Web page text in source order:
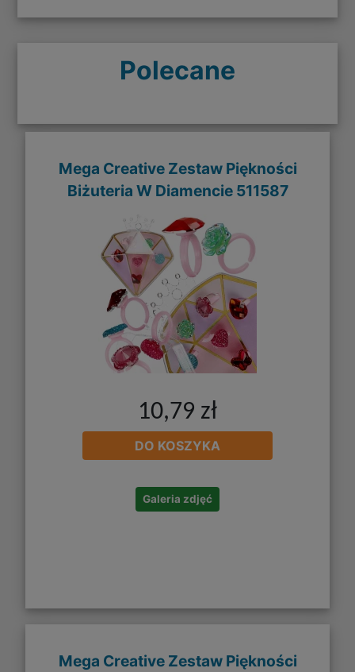
Polecane
Mega Creative Zestaw Piękności
Biżuteria W Diamencie 511587
10,79 zł
DO KOSZYKA
Galeria zdjęć
Mega Creative Zestaw Piękności